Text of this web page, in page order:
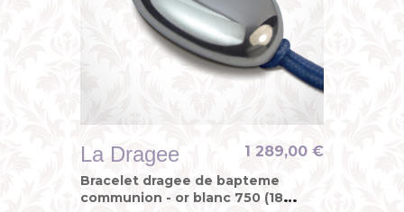
La Dragee
Bracelet dragee de bapteme
communion - or blanc 750 (18
1 289,00 €